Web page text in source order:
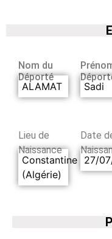
Nom du
Déporté
ALAMAT Sadi
Lieu de
Naissance
Constantine
(Algérie)
Date
27/